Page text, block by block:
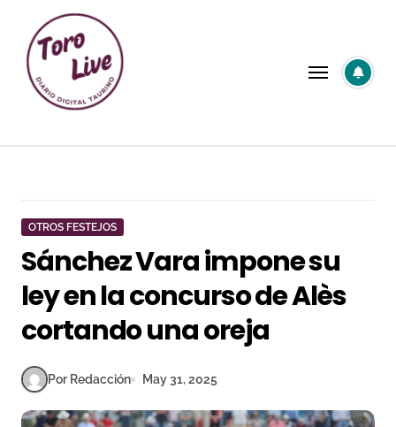
contenido
OTROS FESTEJOS
Sánchez Vara impone su
ley en la concurso de Alès
cortando una oreja
Por Redacción May 31, 2025